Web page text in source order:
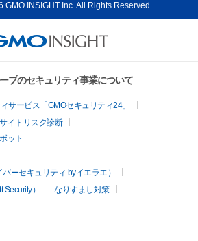
INSIGHT Inc. All Rights Reserved.
プのセキュリティ事業について
サービス「GMOセキュリティ24」
イトリスク診断
ット
ーセキュリティ byイエラエ）
）
なりすまし対策